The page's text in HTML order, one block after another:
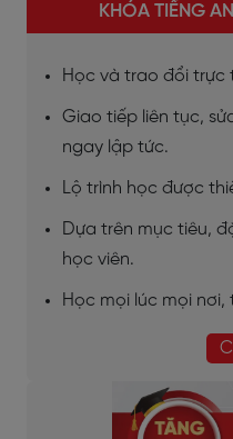
KHÓA TIẾNG
Học và trao đổi trực
Giao tiếp liên tục,
ngay lập tức.
Lộ trình học được
Dựa trên mục tiêu,
học viên.
Học mọi lúc mọi nơi,